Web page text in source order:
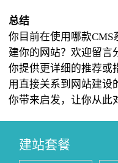
总结
你目前在使用哪款
建你的网站？欢迎留言
你提供更详细的推荐或
用直接关系到网站建设
你带来启发，让你从此
建站套餐